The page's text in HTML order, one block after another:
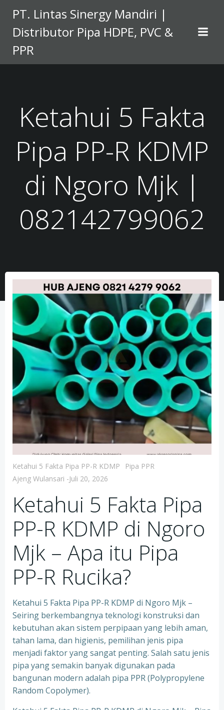
to
content
PT. Lintas Sinergy Mandiri |
Distributor Pipa HDPE, PVC &
PPR
Ketahui 5 Fakta
Pipa PP-R KDMP
di Ngoro Mjk |
082142799062
Ketahui 5 Fakta Pipa PP-R KDMP
Pipa PPR
Ajeng Wulansari -Juli 20, 2026
Ketahui 5 Fakta Pipa
PP-R KDMP di Ngoro
Mjk – Apa itu Pipa
PP-R Rucika?
Ketahui 5 Fakta Pipa PP-R KDMP di Ngoro Mjk –
Seiring berkembangnya teknologi konstruksi dan
kebutuhan akan sistem perpipaan yang lebih aman,
tahan lama, dan higienis, pemilihan jenis pipa
menjadi faktor yang sangat penting. Salah satu jenis
pipa yang semakin banyak digunakan pada
bangunan modern adalah pipa PPR (Polypropylene
Random Copolymer).